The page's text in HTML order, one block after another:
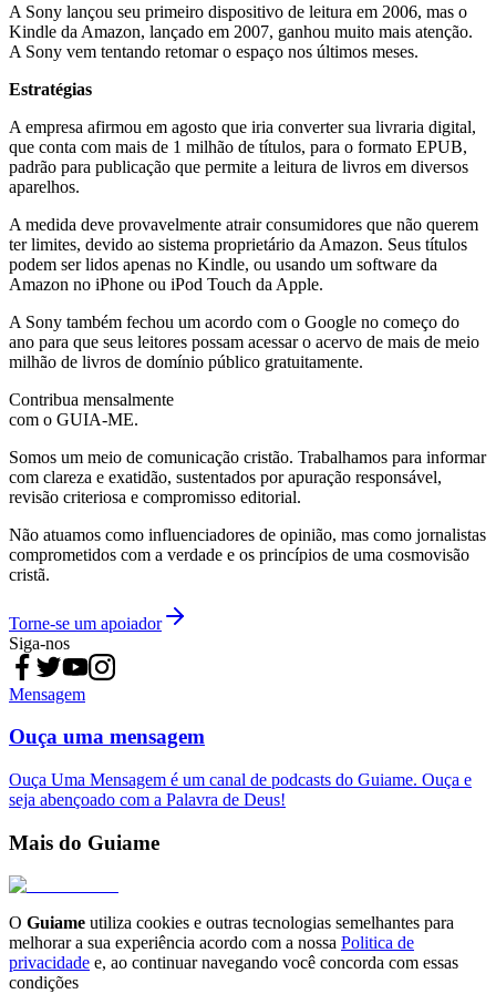
A Sony lançou seu primeiro dispositivo de leitura em 2006, mas o
Kindle da Amazon, lançado em 2007, ganhou muito mais atenção.
A Sony vem tentando retomar o espaço nos últimos meses.
Estratégias
A empresa afirmou em agosto que iria converter sua livraria digital,
que conta com mais de 1 milhão de títulos, para o formato EPUB,
padrão para publicação que permite a leitura de livros em diversos
aparelhos.
A medida deve provavelmente atrair consumidores que não querem
ter limites, devido ao sistema proprietário da Amazon. Seus títulos
podem ser lidos apenas no Kindle, ou usando um software da
Amazon no iPhone ou iPod Touch da Apple.
A Sony também fechou um acordo com o Google no começo do
ano para que seus leitores possam acessar o acervo de mais de meio
milhão de livros de domínio público gratuitamente.
Contribua mensalmente
com o GUIA-ME.
Somos um meio de comunicação cristão. Trabalhamos para informar
com clareza e exatidão, sustentados por apuração responsável,
revisão criteriosa e compromisso editorial.
Não atuamos como influenciadores de opinião, mas como jornalistas
comprometidos com a verdade e os princípios de uma cosmovisão
cristã.
Torne-se um apoiador
Siga-nos
Mensagem
Ouça uma mensagem
Ouça Uma Mensagem é um canal de podcasts do Guiame. Ouça e
seja abençoado com a Palavra de Deus!
Mais do Guiame
O Guiame utiliza cookies e outras tecnologias semelhantes para
melhorar a sua experiência acordo com a nossa Politica de
privacidade e, ao continuar navegando você concorda com essas
condições